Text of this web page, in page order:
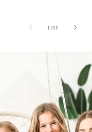
1 /
de11